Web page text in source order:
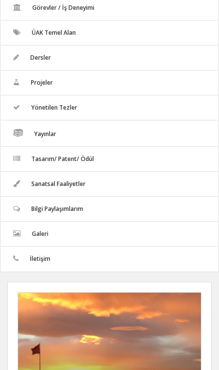
Görevler / İş Deneyimi
ÜAK Temel Alan
Dersler
Projeler
Yönetilen Tezler
Yayınlar
Tasarım/ Patent/ Ödül
Sanatsal Faaliyetler
Bilgi Paylaşımlarım
Galeri
İletişim